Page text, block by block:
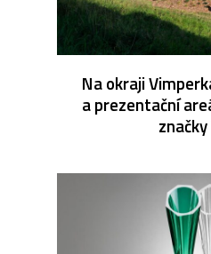
Na okraji
a prezentační